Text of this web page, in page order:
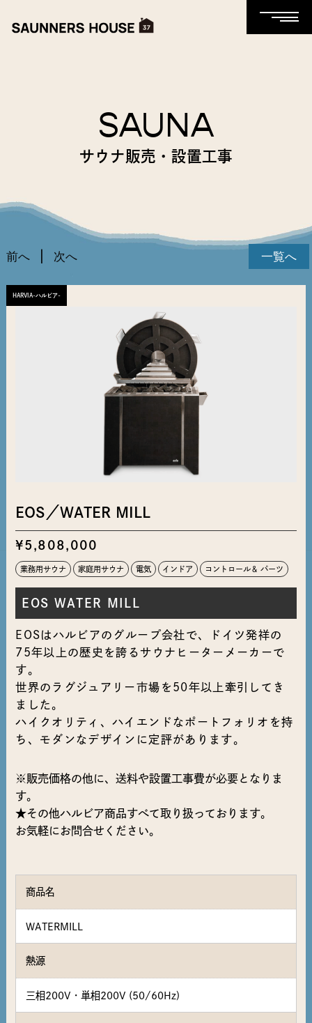
SAUNA
サウナ販売・設置工事
一覧へ
前へ 次へ
HARVIA-ハルビア-
EOS／WATER MILL
¥5,808,000
業務用サウナ 家庭用サウナ 電気 インドア コントロール＆ パーツ
EOS WATER MILL
EOSはハルビアのグループ会社で、ドイツ発祥の
75年以上の歴史を誇るサウナヒーターメーカーで
す。
世界のラグジュアリー市場を50年以上牽引してき
ました。
ハイクオリティ、ハイエンドなポートフォリオを持
ち、モダンなデザインに定評があります。
※販売価格の他に、送料や設置工事費が必要となりま
す。
★その他ハルビア商品すべて取り扱っております。
お気軽にお問合せください。
商品名
WATERMILL
熱源
三相200V・単相200V (50/60Hz)